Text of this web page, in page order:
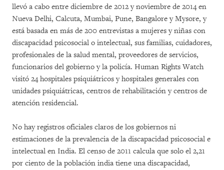
llevó a cabo entre diciembre de 2012 y noviembre de 2014 en
Nueva Delhi, Calcuta, Mumbai, Pune, Bangalore y Mysore, y
está basada en más de 200 entrevistas a mujeres y niñas con
discapacidad psicosocial o intelectual, sus familias, cuidadores,
profesionales de la salud mental, proveedores de servicios,
funcionarios del gobierno y la policía. Human Rights Watch
visitó 24 hospitales psiquiátricos y hospitales generales con
unidades psiquiátricas, centros de rehabilitación y centros de
atención residencial.
No hay registros oficiales claros de los gobiernos ni
estimaciones de la prevalencia de la discapacidad psicosocial e
intelectual en India. El censo de 2011 calcula que solo el 2,21
por ciento de la población india tiene una discapacidad,